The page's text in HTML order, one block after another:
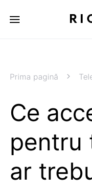
Prima pagină
Ce
pentru
ar